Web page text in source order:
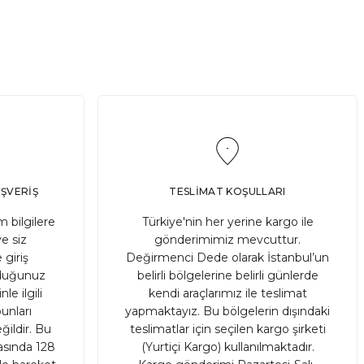
probiyotik
sağlığına
yöntemlerine kadar her detayı bu blog
yazımızda bulacaksınız. Eğer siz de ekşi
mayanın faydalarından yararlanarak
mutfağınızda doğal bir dokunuş yapmak
yaşamak istiyorsanız, işte adım adım bu
muazzam yolculuğa çıkmanın tam
zamanı!
bilgilere
siz
giriş
ilgili
Bu
128
TESLİMAT KOŞULLARI
Türkiye'nin her yerine kargo ile
gönderimimiz mevcuttur.
Değirmenci Dede olarak İstanbul’un
belirli bölgelerine belirli günlerde
kendi araçlarımız ile teslimat
yapmaktayız. Bu bölgelerin dışındaki
teslimatlar için seçilen kargo şirketi
(Yurtiçi Kargo) kullanılmaktadır.